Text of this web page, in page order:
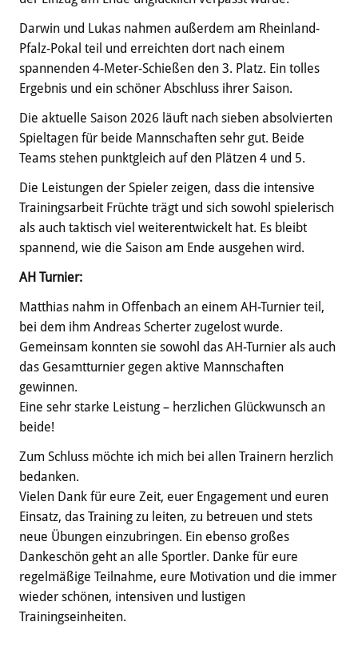
Darwin und Lukas nahmen außerdem am Rheinland-
Pfalz-Pokal teil und erreichten dort nach einem
spannenden 4-Meter-Schießen den 3. Platz. Ein tolles
Ergebnis und ein schöner Abschluss ihrer Saison.
Die aktuelle Saison 2026 läuft nach sieben absolvierten
Spieltagen für beide Mannschaften sehr gut. Beide
Teams stehen punktgleich auf den Plätzen 4 und 5.
Die Leistungen der Spieler zeigen, dass die intensive
Trainingsarbeit Früchte trägt und sich sowohl spielerisch
als auch taktisch viel weiterentwickelt hat. Es bleibt
spannend, wie die Saison am Ende ausgehen wird.
AH Turnier:
Matthias nahm in Offenbach an einem AH-Turnier teil,
bei dem ihm Andreas Scherter zugelost wurde.
Gemeinsam konnten sie sowohl das AH-Turnier als auch
das Gesamtturnier gegen aktive Mannschaften
gewinnen.
Eine sehr starke Leistung – herzlichen Glückwunsch an
beide!
Zum Schluss möchte ich mich bei allen Trainern herzlich
bedanken.
Vielen Dank für eure Zeit, euer Engagement und euren
Einsatz, das Training zu leiten, zu betreuen und stets
neue Übungen einzubringen. Ein ebenso großes
Dankeschön geht an alle Sportler. Danke für eure
regelmäßige Teilnahme, eure Motivation und die immer
wieder schönen, intensiven und lustigen
Trainingseinheiten.